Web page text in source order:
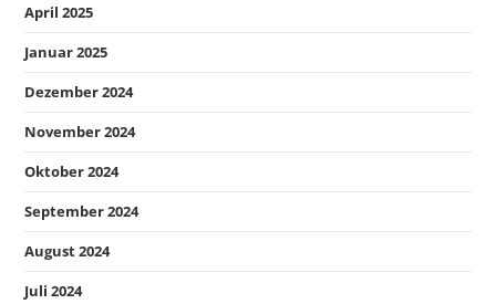
April 2025
Januar 2025
Dezember 2024
November 2024
Oktober 2024
September 2024
August 2024
Juli 2024